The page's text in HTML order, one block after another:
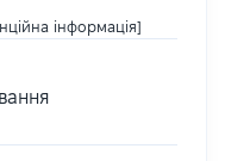
інформація]